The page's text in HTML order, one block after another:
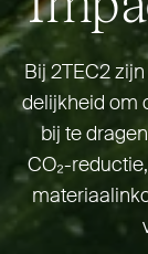
Bij 2TEC2
de­lijkheid om
bij te
CO₂-